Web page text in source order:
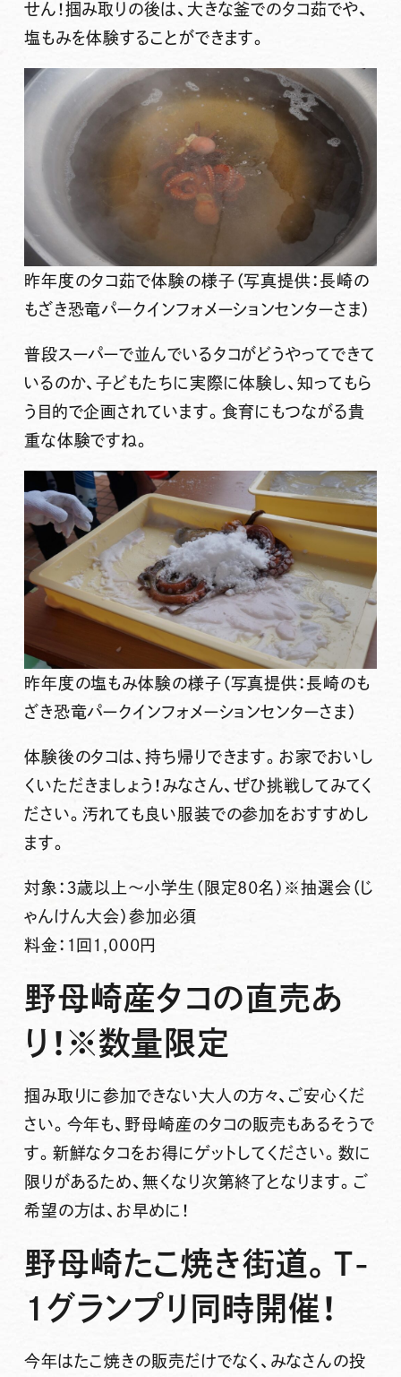
せん！掴み取りの後は、大きな釜でのタコ茹でや、
塩もみを体験することができます。
昨年度のタコ茹で体験の様子（写真提供：長崎の
もざき恐竜パークインフォメーションセンターさま）
普段スーパーで並んでいるタコがどうやってできて
いるのか、子どもたちに実際に体験し、知ってもら
う目的で企画されています。 食育にもつながる貴
重な体験ですね。
昨年度の塩もみ体験の様子（写真提供：長崎のも
ざき恐竜パークインフォメーションセンターさま）
体験後のタコは、持ち帰りできます。お家でおいし
くいただきましょう！みなさん、ぜひ挑戦してみてく
ださい。汚れても良い服装での参加をおすすめし
ます。
対象：３歳以上～小学生（限定80名）※抽選会（じ
ゃんけん大会）参加必須
料金：１回1,000円
野母崎産タコの直売あ
り！※数量限定
掴み取りに参加できない大人の方々、ご安心くだ
さい。今年も、野母崎産のタコの販売もあるそうで
す。新鮮なタコをお得にゲットしてください。数に
限りがあるため、無くなり次第終了となります。ご
希望の方は、お早めに！
野母崎たこ焼き街道。T-
１グランプリ同時開催！
今年はたこ焼きの販売だけでなく、みなさんの投